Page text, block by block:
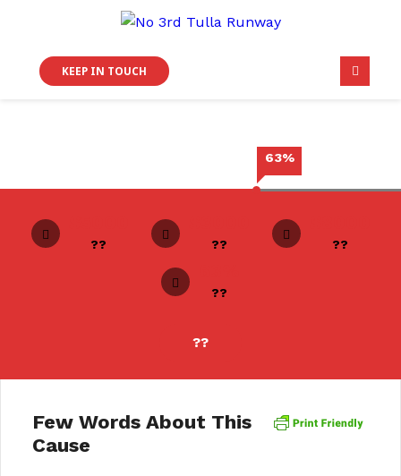
KEEP IN TOUCH
63%
?? ?? ??
??
??
Few Words About This
Cause